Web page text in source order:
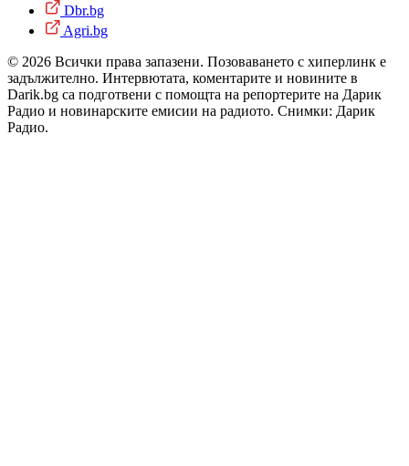
Dbr.bg
Agri.bg
© 2026 Всички права запазени. Позоваването с хиперлинк е
задължително. Интервютата, коментарите и новините в
Darik.bg са подготвени с помощта на репортерите на Дарик
Радио и новинарските емисии на радиото. Снимки: Дарик
Радио.